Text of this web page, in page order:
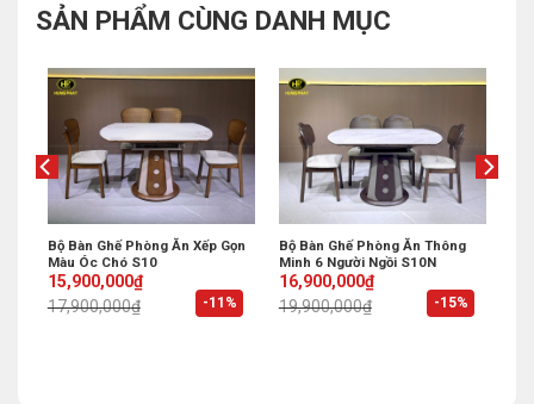
SẢN PHẨM CÙNG DANH MỤC
-11%
Bộ Bàn Ghế Phòng Ăn Xếp Gọn
Màu Óc Chó S10
17,900,000₫
Original
price
was:
15,900,000₫
Current
price
is:
-15%
Bộ Bàn Ghế Phòng Ăn Thông
Minh 6 Người Ngồi S10N
19,900,000₫
Original
price
was:
16,900,000₫
Current
price
is: